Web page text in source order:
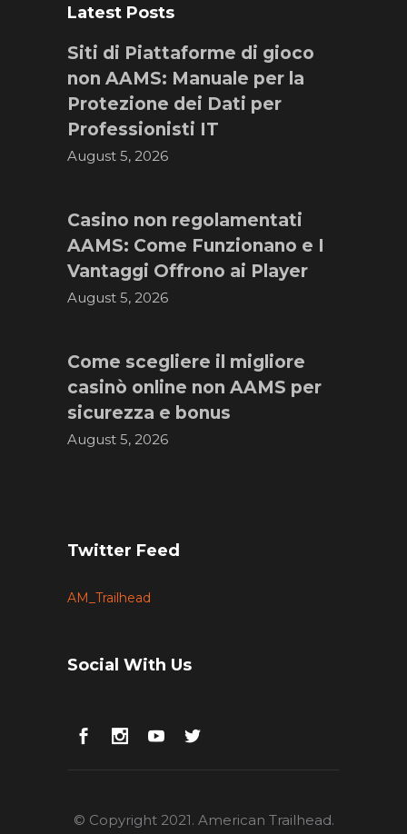
Latest Posts
Siti di Piattaforme di gioco
non AAMS: Manuale per la
Protezione dei Dati per
Professionisti IT
August 5, 2026
Casino non regolamentati
AAMS: Come Funzionano e I
Vantaggi Offrono ai Player
August 5, 2026
Come scegliere il migliore
casinò online non AAMS per
sicurezza e bonus
August 5, 2026
Twitter Feed
AM_Trailhead
Social With Us
© Copyright 2021. American Trailhead.